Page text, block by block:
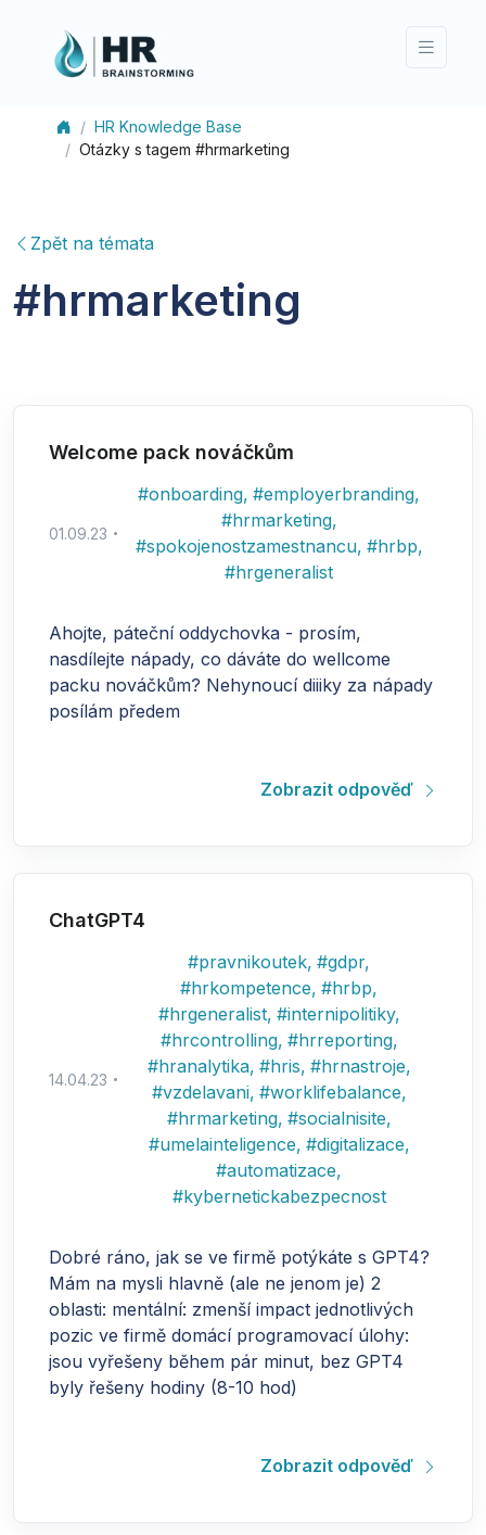
HR Knowledge Base
Otázky s tagem #hrmarketing
Zpět na témata
#hrmarketing
Welcome pack nováčkům
01.09.23
#onboarding, #employerbranding,
#hrmarketing,
#spokojenostzamestnancu, #hrbp,
#hrgeneralist
Ahojte, páteční oddychovka - prosím,
nasdílejte nápady, co dáváte do wellcome
packu nováčkům? Nehynoucí diiiky za nápady
posílám předem
Zobrazit odpověď
ChatGPT4
14.04.23
#pravnikoutek, #gdpr,
#hrkompetence, #hrbp,
#hrgeneralist, #internipolitiky,
#hrcontrolling, #hrreporting,
#hranalytika, #hris, #hrnastroje,
#vzdelavani, #worklifebalance,
#hrmarketing, #socialnisite,
#umelainteligence, #digitalizace,
#automatizace,
#kybernetickabezpecnost
Dobré ráno, jak se ve firmě potýkáte s GPT4?
Mám na mysli hlavně (ale ne jenom je) 2
oblasti: mentální: zmenší impact jednotlivých
pozic ve firmě domácí programovací úlohy:
jsou vyřešeny během pár minut, bez GPT4
byly řešeny hodiny (8-10 hod)
Zobrazit odpověď